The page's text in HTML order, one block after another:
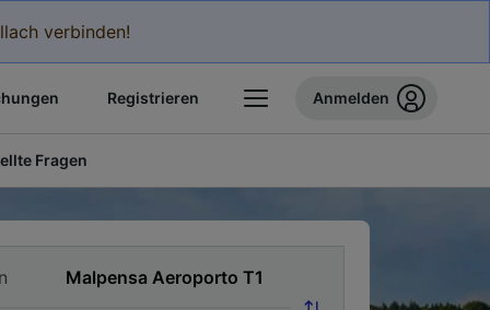
verbinden!
Registrieren Anmelden
Fragen